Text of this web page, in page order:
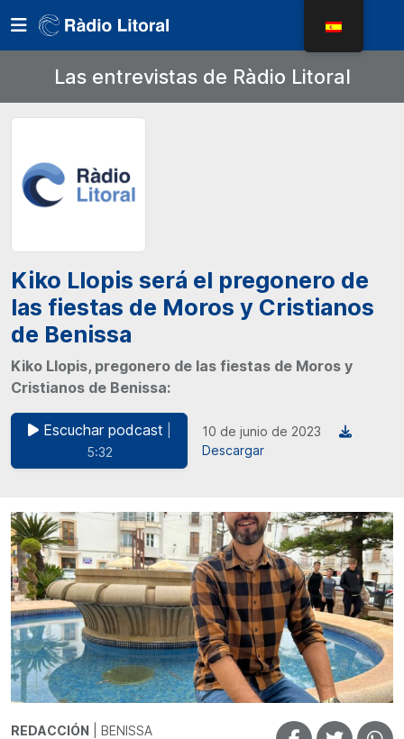
Las entrevistas de Ràdio Litoral
Kiko Llopis será el pregonero de
las fiestas de Moros y Cristianos
de Benissa
Kiko Llopis, pregonero de las fiestas de Moros y
Cristianos de Benissa:
Escuchar podcast
5:32
10 de junio de 2023
Descargar
REDACCIÓN | BENISSA